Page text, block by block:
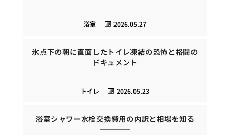
2026.05.27
浴室
氷点下の朝に直面したトイレ凍結の恐怖と格闘の
ドキュメント
2026.05.23
トイレ
浴室シャワー水栓交換費用の内訳と相場を知る